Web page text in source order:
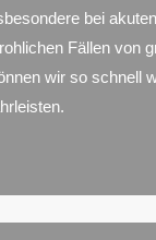
bei
Fällen von
wir so schnell